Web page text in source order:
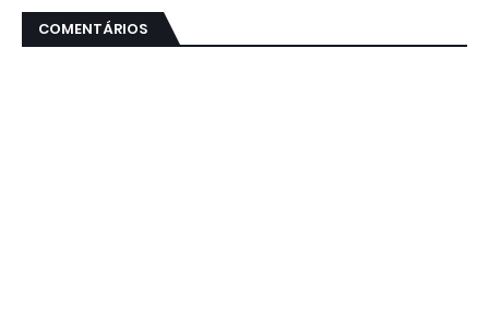
COMENTÁRIOS